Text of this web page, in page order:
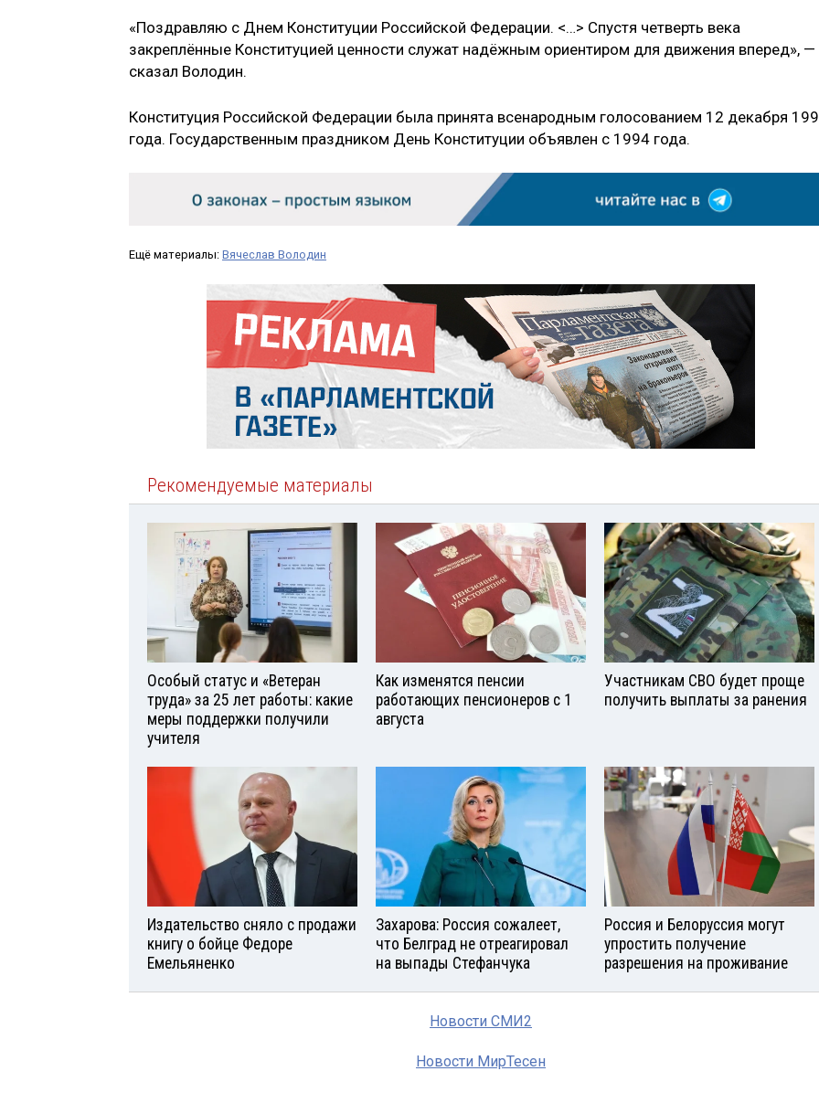
«Поздравляю с Днем Конституции Российской Федерации. <…> Спустя четверть века
закреплённые Конституцией ценности служат надёжным ориентиром для движения вперед», —
сказал Володин.
Конституция Российской Федерации была принята всенародным голосованием 12 декабря
года. Государственным праздником День Конституции объявлен с 1994 года.
Ещё материалы: Вячеслав Володин
Рекомендуемые материалы
Особый статус и «Ветеран
труда» за 25 лет работы: какие
меры поддержки получили
учителя
Как изменятся пенсии
работающих пенсионеров с 1
августа
Участникам СВО будет проще
получить выплаты за ранения
Издательство сняло с продажи
книгу о бойце Федоре
Емельяненко
Захарова: Россия сожалеет,
что Белград не отреагировал
на выпады Стефанчука
Россия и Белоруссия могут
упростить получение
разрешения на проживание
Новости СМИ2
Новости МирТесен